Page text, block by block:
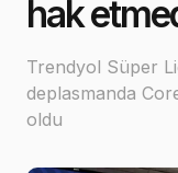
hak
Trendyol Süper
deplasmanda
oldu